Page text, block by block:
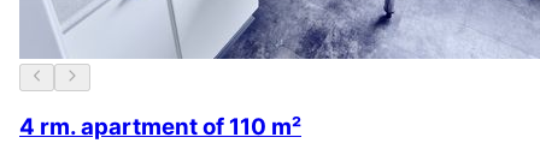
4 rm. apartment of 110 m²